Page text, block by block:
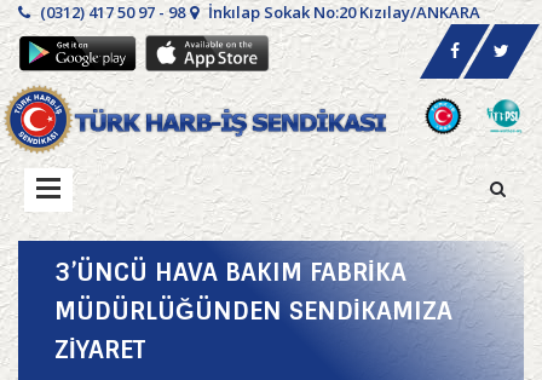
(0312) 417 50 97 - 98 İnkılap Sokak No:20 Kızılay/ANKARA
3’ÜNCÜ HAVA BAKIM FABRİKA
MÜDÜRLÜĞÜNDEN SENDİKAMIZA
ZİYARET